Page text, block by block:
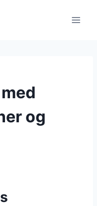
og